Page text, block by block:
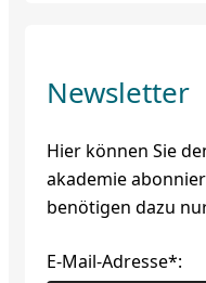
Newsletter
Hier können Sie
akademie
benötigen dazu
E-Mail-Adresse*: